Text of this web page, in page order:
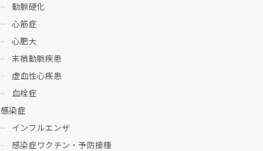
動脈硬化
心筋症
心肥大
末梢動脈疾患
虚血性心疾患
血栓症
感染症
インフルエンザ
感染症ワクチン・予防接種